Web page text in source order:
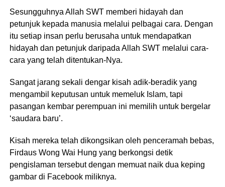
Sesungguhnya Allah SWT memberi hidayah dan
petunjuk kepada manusia melalui pelbagai cara. Dengan
itu setiap insan perlu berusaha untuk mendapatkan
hidayah dan petunjuk daripada Allah SWT melalui cara-
cara yang telah ditentukan-Nya.
Sangat jarang sekali dengar kisah adik-beradik yang
mengambil keputusan untuk memeluk Islam, tapi
pasangan kembar perempuan ini memilih untuk bergelar
‘saudara baru’.
Kisah mereka telah dikongsikan oleh penceramah bebas,
Firdaus Wong Wai Hung yang berkongsi detik
pengislaman tersebut dengan memuat naik dua keping
gambar di Facebook miliknya.